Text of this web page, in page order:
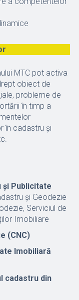
MTC pot activa
obiect de
probleme de
în timp a
în cadastru şi
şi Publicitate
și Geodezie
Serviciul de
Imobiliare
(CNC)
Imobiliară
cadastru din